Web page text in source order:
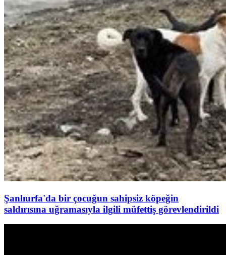
Şanlıurfa'da bir çocuğun sahipsiz köpeğin
saldırısına uğramasıyla ilgili müfettiş görevlendirildi